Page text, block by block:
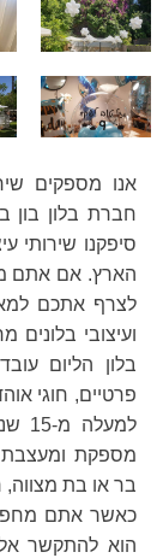
אנו מספקים
חברת בלון בון
סיפקנו שירותי
הארץ. אם אתם
לצרף אתכם
ועיצובי בלונים
בלון הליום
פרטיים, חוגי
מספקת ומעצבת
בר או בת מצווה,
כאשר אתם
הוא להתקשר